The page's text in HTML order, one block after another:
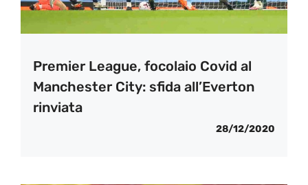
Premier League, focolaio Covid al
Manchester City: sfida all’Everton
rinviata
28/12/2020